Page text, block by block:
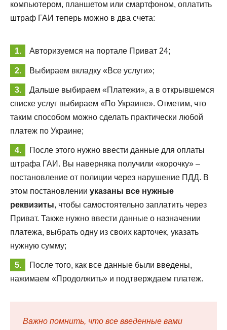
компьютером, планшетом или смартфоном, оплатить
штраф ГАИ теперь можно в два счета:
Авторизуемся на портале Приват 24;
Выбираем вкладку «Все услуги»;
Дальше выбираем «Платежи», а в открывшемся
списке услуг выбираем «По Украине». Отметим, что
таким способом можно сделать практически любой
платеж по Украине;
После этого нужно ввести данные для оплаты
штрафа ГАИ. Вы наверняка получили «корочку» –
постановление от полиции через нарушение ПДД. В
этом постановлении указаны все нужные
реквизиты, чтобы самостоятельно заплатить через
Приват. Также нужно ввести данные о назначении
платежа, выбрать одну из своих карточек, указать
нужную сумму;
После того, как все данные были введены,
нажимаем «Продолжить» и подтверждаем платеж.
Важно помнить, что все введенные вами